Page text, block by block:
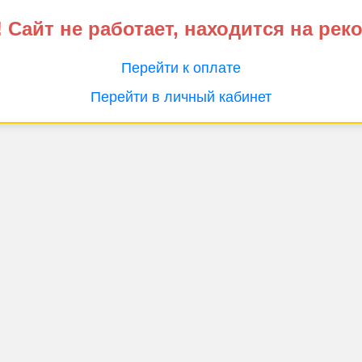
не работает, находится на
Перейти к оплате
Перейти в личный кабинет